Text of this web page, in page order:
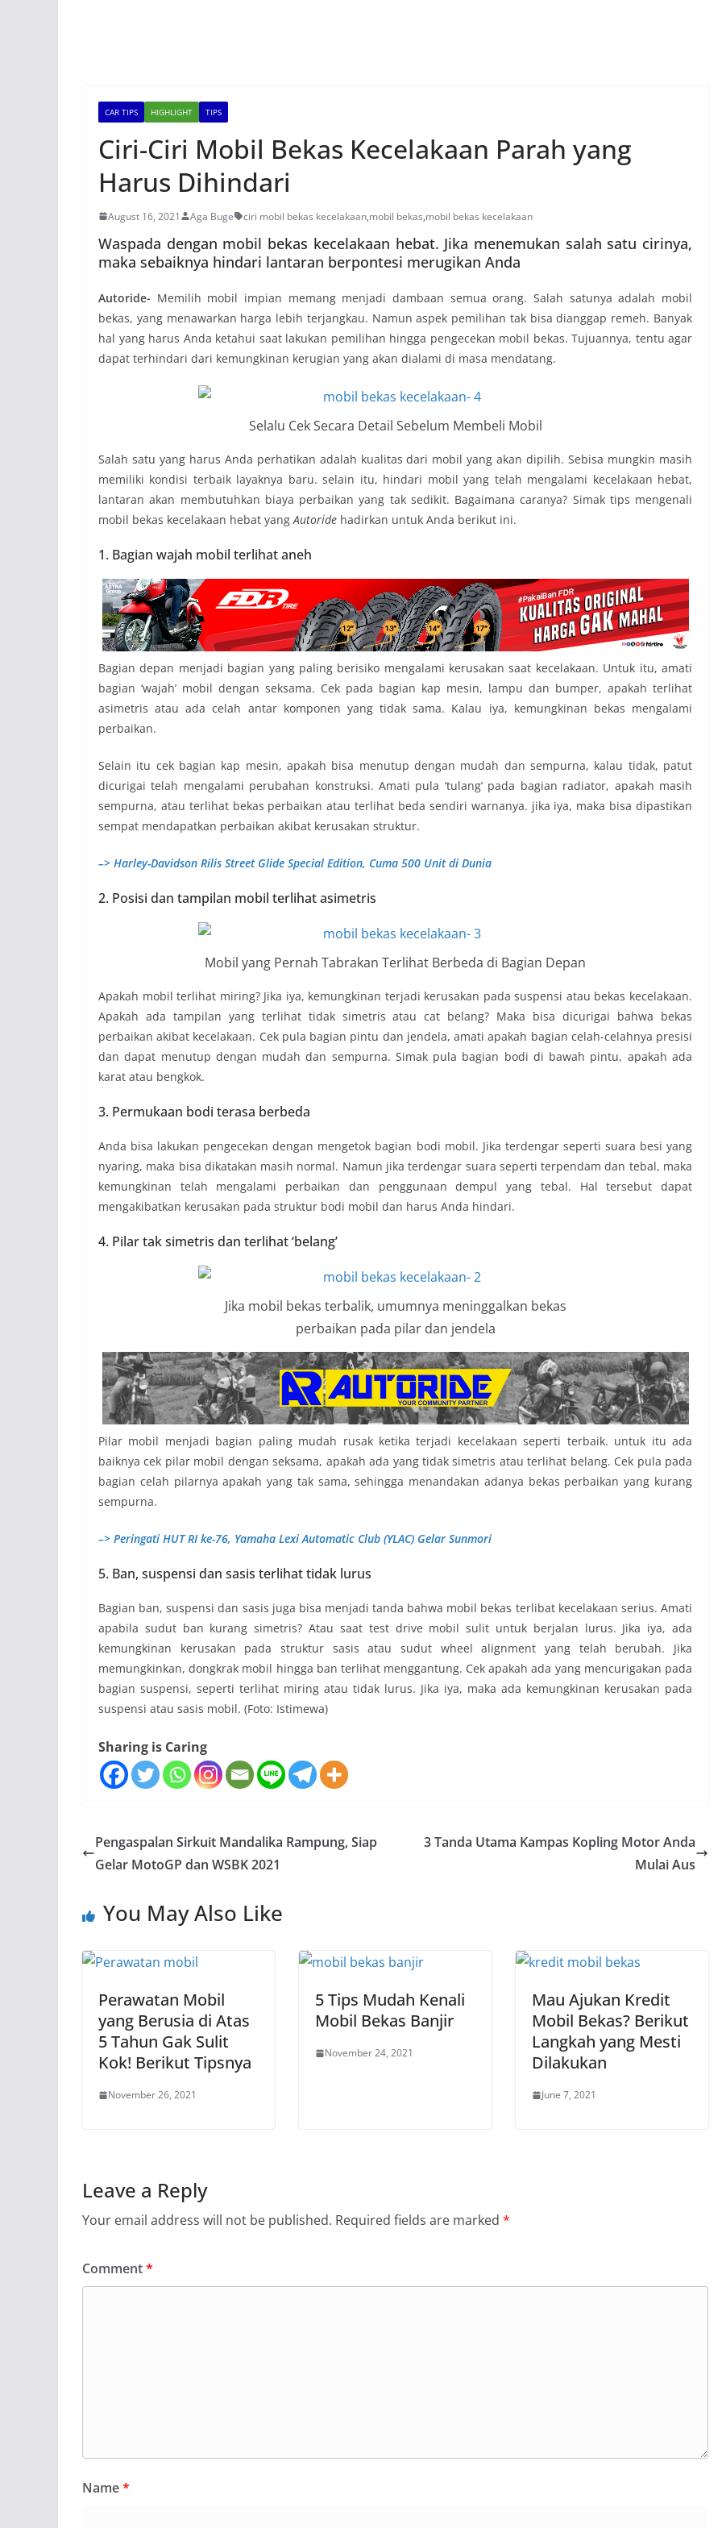
CAR TIPS HIGHLIGHT TIPS
Ciri-Ciri Mobil Bekas Kecelakaan Parah yang
Harus Dihindari
August 16, 2021 Aga Buge ciri mobil bekas kecelakaan,mobil bekas,mobil bekas kecelakaan
Waspada dengan mobil bekas kecelakaan hebat. Jika menemukan salah satu cirinya,
maka sebaiknya hindari lantaran berpontesi merugikan Anda
Autoride- Memilih mobil impian memang menjadi dambaan semua orang. Salah satunya adalah mobil
bekas, yang menawarkan harga lebih terjangkau. Namun aspek pemilihan tak bisa dianggap remeh. Banyak
hal yang harus Anda ketahui saat lakukan pemilihan hingga pengecekan mobil bekas. Tujuannya, tentu agar
dapat terhindari dari kemungkinan kerugian yang akan dialami di masa mendatang.
Selalu Cek Secara Detail Sebelum Membeli Mobil
Salah satu yang harus Anda perhatikan adalah kualitas dari mobil yang akan dipilih. Sebisa mungkin masih
memiliki kondisi terbaik layaknya baru. selain itu, hindari mobil yang telah mengalami kecelakaan hebat,
lantaran akan membutuhkan biaya perbaikan yang tak sedikit. Bagaimana caranya? Simak tips mengenali
mobil bekas kecelakaan hebat yangAutoride hadirkan untuk Anda berikut ini.
1. Bagian wajah mobil terlihat aneh
Bagian depan menjadi bagian yang paling berisiko mengalami kerusakan saat kecelakaan. Untuk itu, amati
bagian ‘wajah’ mobil dengan seksama. Cek pada bagian kap mesin, lampu dan bumper, apakah terlihat
asimetris atau ada celah antar komponen yang tidak sama. Kalau iya, kemungkinan bekas mengalami
perbaikan.
Selain itu cek bagian kap mesin, apakah bisa menutup dengan mudah dan sempurna, kalau tidak, patut
dicurigai telah mengalami perubahan konstruksi. Amati pula ‘tulang’ pada bagian radiator, apakah masih
sempurna, atau terlihat bekas perbaikan atau terlihat beda sendiri warnanya. jika iya, maka bisa dipastikan
sempat mendapatkan perbaikan akibat kerusakan struktur.
–> Harley-Davidson Rilis Street Glide Special Edition, Cuma 500 Unit di Dunia
2. Posisi dan tampilan mobil terlihat asimetris
Mobil yang Pernah Tabrakan Terlihat Berbeda di Bagian Depan
Apakah mobil terlihat miring? Jika iya, kemungkinan terjadi kerusakan pada suspensi atau bekas kecelakaan.
Apakah ada tampilan yang terlihat tidak simetris atau cat belang? Maka bisa dicurigai bahwa bekas
perbaikan akibat kecelakaan. Cek pula bagian pintu dan jendela, amati apakah bagian celah-celahnya presisi
dan dapat menutup dengan mudah dan sempurna. Simak pula bagian bodi di bawah pintu, apakah ada
karat atau bengkok.
3. Permukaan bodi terasa berbeda
Anda bisa lakukan pengecekan dengan mengetok bagian bodi mobil. Jika terdengar seperti suara besi yang
nyaring, maka bisa dikatakan masih normal. Namun jika terdengar suara seperti terpendam dan tebal, maka
kemungkinan telah mengalami perbaikan dan penggunaan dempul yang tebal. Hal tersebut dapat
mengakibatkan kerusakan pada struktur bodi mobil dan harus Anda hindari.
4. Pilar tak simetris dan terlihat ‘belang’
Jika mobil bekas terbalik, umumnya meninggalkan bekas
perbaikan pada pilar dan jendela
Pilar mobil menjadi bagian paling mudah rusak ketika terjadi kecelakaan seperti terbaik. untuk itu ada
baiknya cek pilar mobil dengan seksama, apakah ada yang tidak simetris atau terlihat belang. Cek pula pada
bagian celah pilarnya apakah yang tak sama, sehingga menandakan adanya bekas perbaikan yang kurang
sempurna.
–> Peringati HUT RI ke-76, Yamaha Lexi Automatic Club (YLAC) Gelar Sunmori
5. Ban, suspensi dan sasis terlihat tidak lurus
Bagian ban, suspensi dan sasis juga bisa menjadi tanda bahwa mobil bekas terlibat kecelakaan serius. Amati
apabila sudut ban kurang simetris? Atau saat test drive mobil sulit untuk berjalan lurus. Jika iya, ada
kemungkinan kerusakan pada struktur sasis atau sudut wheel alignment yang telah berubah. Jika
memungkinkan, dongkrak mobil hingga ban terlihat menggantung. Cek apakah ada yang mencurigakan pada
bagian suspensi, seperti terlihat miring atau tidak lurus. Jika iya, maka ada kemungkinan kerusakan pada
suspensi atau sasis mobil. (Foto: Istimewa)
Sharing is Caring
Pengaspalan Sirkuit Mandalika Rampung, Siap
Gelar MotoGP dan WSBK 2021
3 Tanda Utama Kampas Kopling Motor Anda
Mulai Aus
You May Also Like
Perawatan Mobil
yang Berusia di Atas
5 Tahun Gak Sulit
Kok! Berikut Tipsnya
November 26, 2021
5 Tips Mudah Kenali
Mobil Bekas Banjir
November 24, 2021
Mau Ajukan Kredit
Mobil Bekas? Berikut
Langkah yang Mesti
Dilakukan
June 7, 2021
Leave a Reply
Your email address will not be published. Required fields are marked *
Comment*
Name*